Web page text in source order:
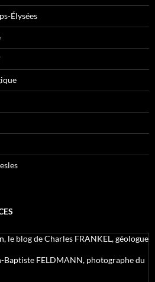
Élysées
le blog de Charles FRANKEL, géologue
Baptiste FELDMANN, photographe du